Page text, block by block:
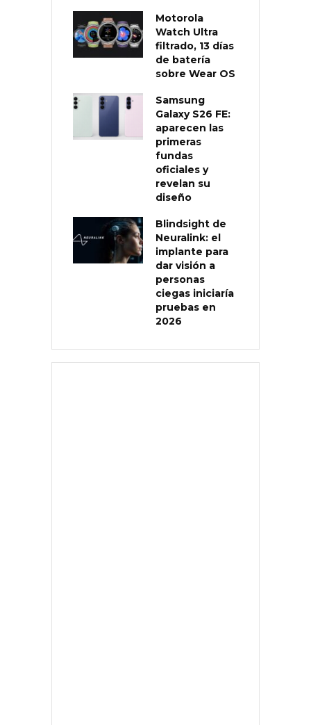
Motorola
Watch Ultra
filtrado, 13 días
de batería
sobre Wear OS
Samsung
Galaxy S26 FE:
aparecen las
primeras
fundas
oficiales y
revelan su
diseño
Blindsight de
Neuralink: el
implante para
dar visión a
personas
ciegas iniciaría
pruebas en
2026